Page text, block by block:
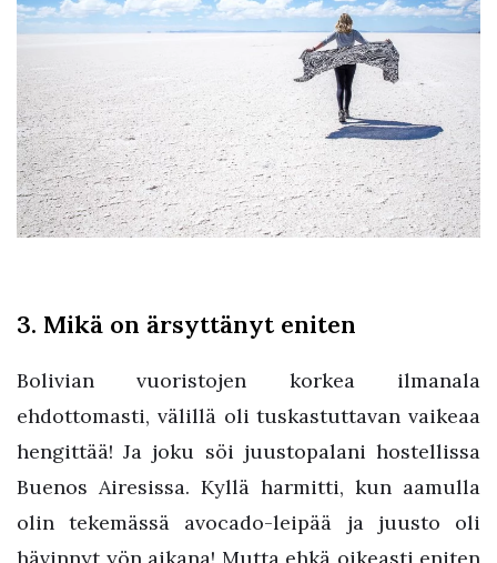
3. Mikä on ärsyttänyt eniten
Bolivian vuoristojen korkea ilmanala
ehdottomasti, välillä oli tuskastuttavan vaikeaa
hengittää! Ja joku söi juustopalani hostellissa
Buenos Airesissa. Kyllä harmitti, kun aamulla
olin tekemässä avocado-leipää ja juusto oli
hävinnyt yön aikana! Mutta ehkä oikeasti eniten